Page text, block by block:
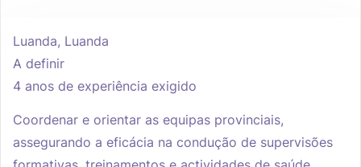
Luanda, Luanda
A definir
4 anos de experiência exigido
Coordenar e orientar as equipas provinciais,
assegurando a eficácia na condução de supervisões